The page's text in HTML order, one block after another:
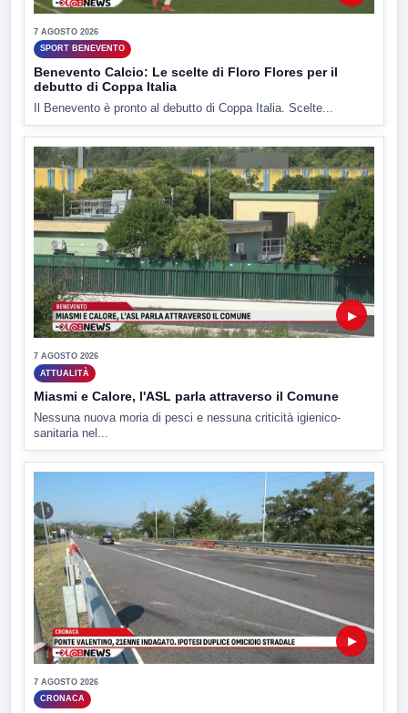
7 AGOSTO 2026
SPORT BENEVENTO
Benevento Calcio: Le scelte di Floro Flores per il
debutto di Coppa Italia
Il Benevento è pronto al debutto di Coppa Italia. Scelte...
▶
7 AGOSTO 2026
ATTUALITÀ
Miasmi e Calore, l'ASL parla attraverso il Comune
Nessuna nuova moria di pesci e nessuna criticità igienico-
sanitaria nel...
▶
7 AGOSTO 2026
CRONACA